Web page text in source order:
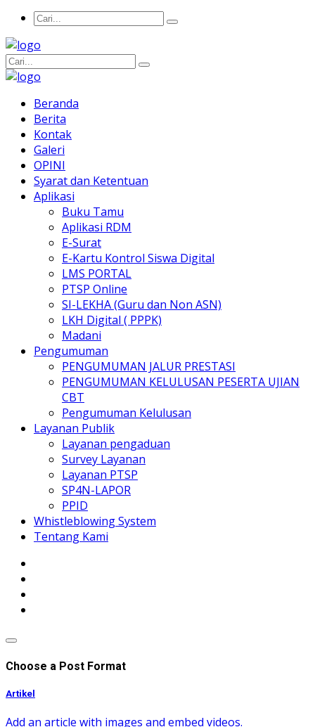
Beranda
Berita
Kontak
Galeri
OPINI
Syarat dan Ketentuan
Aplikasi
Buku Tamu
Aplikasi RDM
E-Surat
E-Kartu Kontrol Siswa Digital
LMS PORTAL
PTSP Online
SI-LEKHA (Guru dan Non ASN)
LKH Digital ( PPPK)
Madani
Pengumuman
PENGUMUMAN JALUR PRESTASI
PENGUMUMAN KELULUSAN PESERTA UJIAN
CBT
Pengumuman Kelulusan
Layanan Publik
Layanan pengaduan
Survey Layanan
Layanan PTSP
SP4N-LAPOR
PPID
Whistleblowing System
Tentang Kami
Choose a Post Format
Artikel
Add an article with images and embed videos.